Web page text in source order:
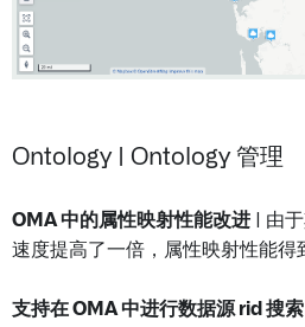
Ontology | Ontology 管理
OMA 中的属性映射性能改进 | 由
速度提高了一倍，属性映射性能得
支持在 OMA 中进行数据源 rid 搜索